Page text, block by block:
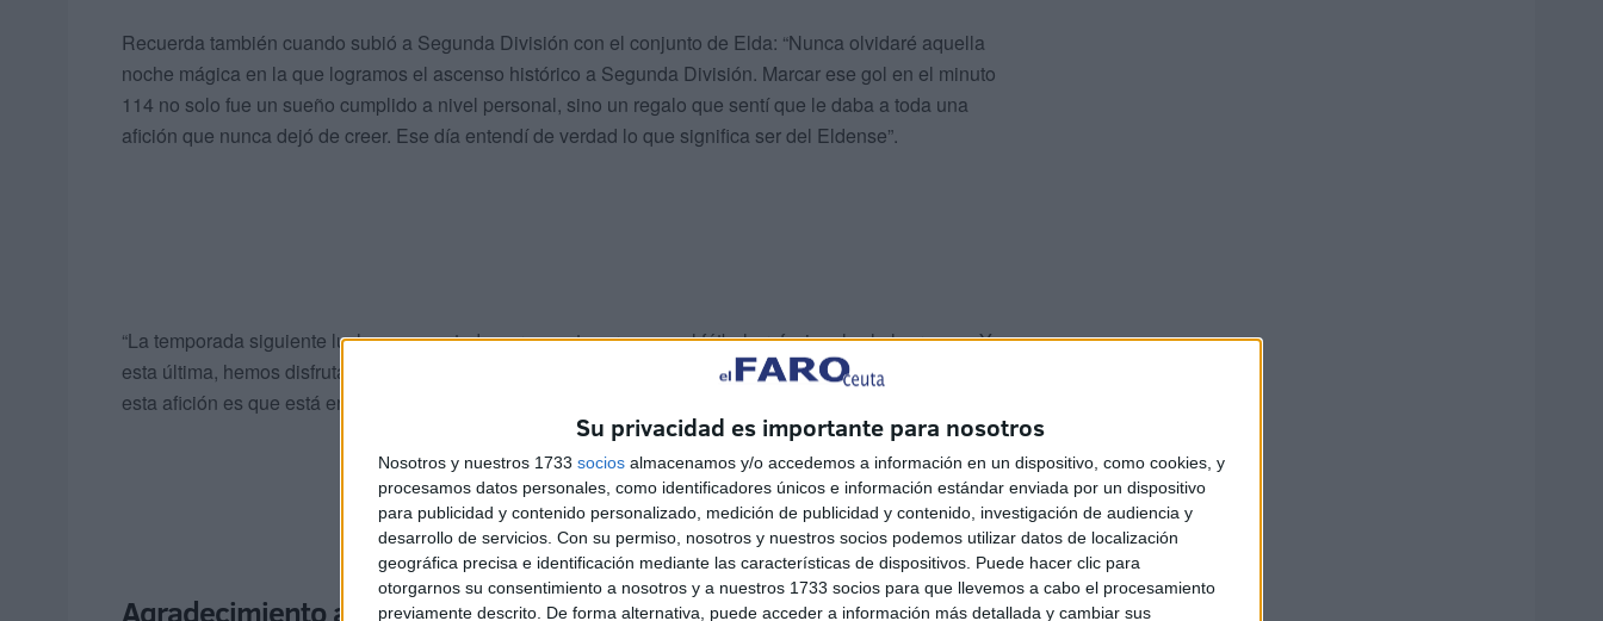
Su privacidad es importante para nosotros
Nosotros y nuestros 1733 socios almacenamos y/o accedemos a información en un dispositivo, como cookies, y
procesamos datos personales, como identificadores únicos e información estándar enviada por un dispositivo
para publicidad y contenido personalizado, medición de publicidad y contenido, investigación de audiencia y
desarrollo de servicios. Con su permiso, nosotros y nuestros socios podemos utilizar datos de localización
geográfica precisa e identificación mediante las características de dispositivos. Puede hacer clic para
otorgarnos su consentimiento a nosotros y a nuestros 1733 socios para que llevemos a cabo el procesamiento
previamente descrito. De forma alternativa, puede acceder a información más detallada y cambiar sus
Recuerda también cuando subió a Segunda División con el conjunto de Elda: “Nunca olvidaré aquella
noche mágica en la que logramos el ascenso histórico a Segunda División. Marcar ese gol en el minuto
114 no solo fue un sueño cumplido a nivel personal, sino un regalo que sentí que le daba a toda una
afición que nunca dejó de creer. Ese día entendí de verdad lo que significa ser del Eldense”.
“La temporada siguiente luchamos con todo para mantenernos en el fútbol profesional, y lo logramos. Y
esta última, hemos disfrutado, hemos sufrido, pero sobre todo, hemos estado unidos. Porque si algo tiene
esta afición es que está en las buenas y, sobre todo, en las difíciles.
Agradecimiento a la afición